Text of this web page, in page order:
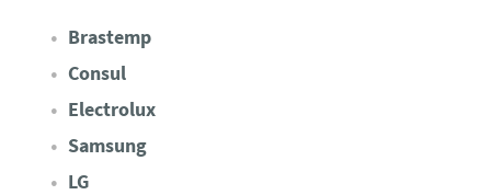
Brastemp
Consul
Electrolux
Samsung
LG